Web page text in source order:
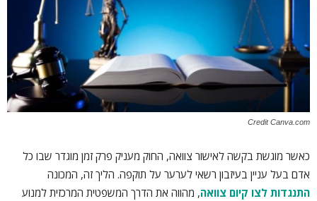
Credit Canva.com
כאשר מוגשת בקשה לאישור צוואה, החוק מעניק פרק זמן מוגדר שבו כל
אדם בעל עניין בעיזבון רשאי לערער על תוקפה. הליך זה, המכונה
התנגדות לצו קיום צוואה, מהווה את הדרך המשפטית המרכזית למנוע